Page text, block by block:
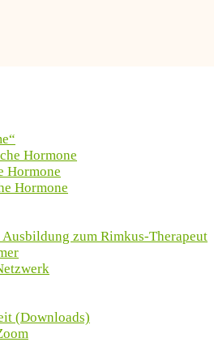
Hormone
Hormone
Hormone
zum Rimkus-Therapeut
(Downloads)